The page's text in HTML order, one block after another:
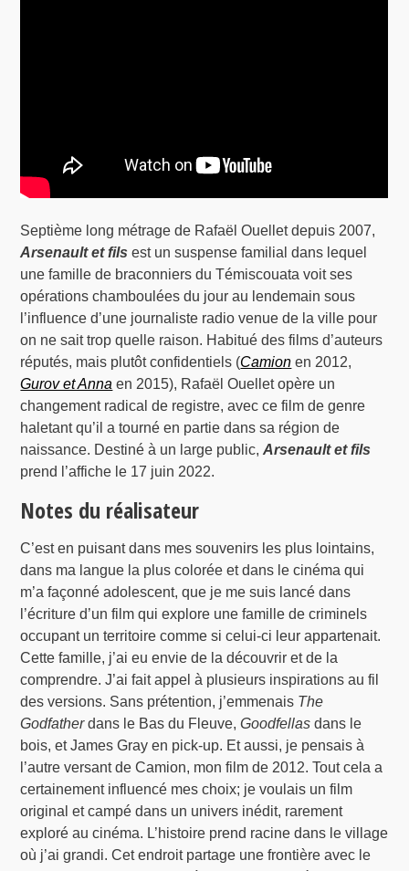
Septième long métrage de Rafaël Ouellet depuis 2007,
Arsenault et fils est un suspense familial dans lequel
une famille de braconniers du Témiscouata voit ses
opérations chamboulées du jour au lendemain sous
l’influence d’une journaliste radio venue de la ville pour
on ne sait trop quelle raison. Habitué des films d’auteurs
réputés, mais plutôt confidentiels (Camion en 2012,
Gurov et Anna en 2015), Rafaël Ouellet opère un
changement radical de registre, avec ce film de genre
haletant qu’il a tourné en partie dans sa région de
naissance. Destiné à un large public,Arsenault et fils
prend l’affiche le 17 juin 2022.
Notes du réalisateur
C’est en puisant dans mes souvenirs les plus lointains,
dans ma langue la plus colorée et dans le cinéma qui
m’a façonné adolescent, que je me suis lancé dans
l’écriture d’un film qui explore une famille de criminels
occupant un territoire comme si celui-ci leur appartenait.
Cette famille, j’ai eu envie de la découvrir et de la
comprendre. J’ai fait appel à plusieurs inspirations au fil
des versions. Sans prétention, j’emmenais The
Godfatherdans le Bas du Fleuve,Goodfellas dans le
bois, et James Gray en pick-up. Et aussi, je pensais à
l’autre versant de Camion, mon film de 2012. Tout cela a
certainement influencé mes choix; je voulais un film
original et campé dans un univers inédit, rarement
exploré au cinéma. L’histoire prend racine dans le village
où j’ai grandi. Cet endroit partage une frontière avec le